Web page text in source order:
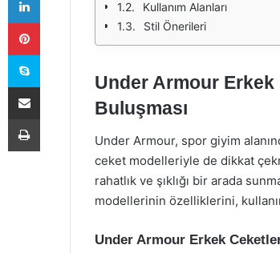
Kullanım Alanları
Stil Önerileri
Under Armour Erkek
Buluşması
Under Armour, spor giyim
ceket modelleriyle de dikkat
rahatlık ve şıklığı bir arada
modellerinin özelliklerini,
Under Armour Erkek
Pinterest
Skype
E-Posta ile paylaş